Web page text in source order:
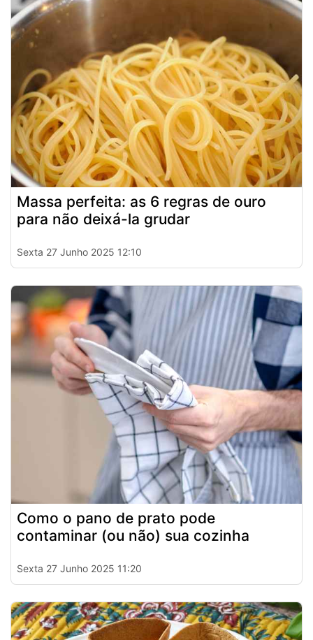
Massa perfeita: as 6 regras de ouro
para não deixá-la grudar
Sexta 27 Junho 2025 12:10
Como o pano de prato pode
contaminar (ou não) sua cozinha
Sexta 27 Junho 2025 11:20